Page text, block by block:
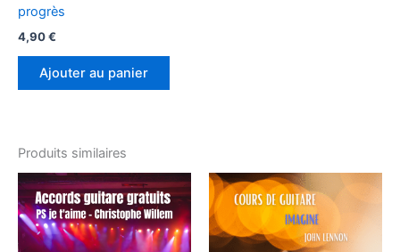
progrès
4,90€
Ajouter au panier
Produits similaires